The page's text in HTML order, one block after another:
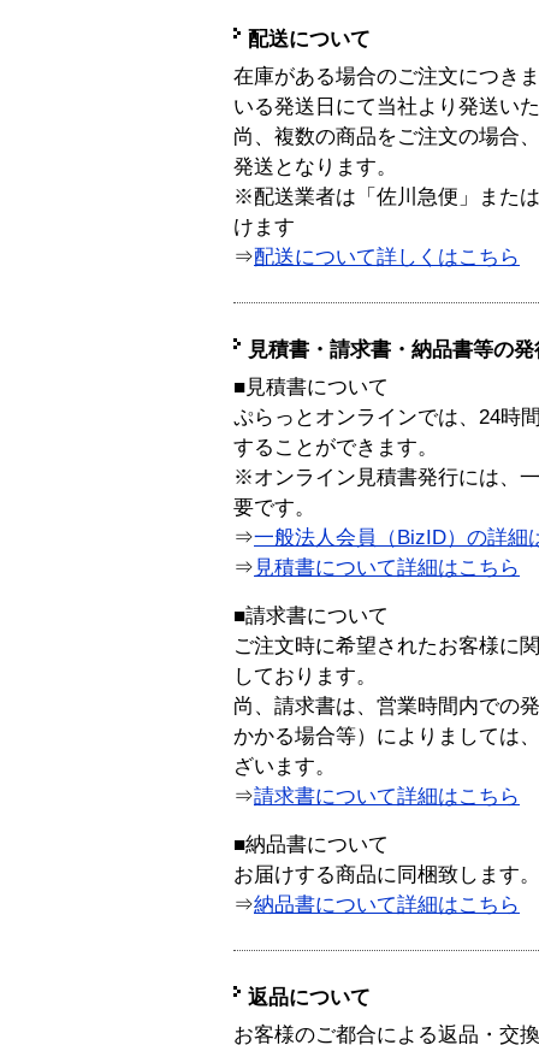
配送について
在庫がある場合のご注文につき
いる発送日にて当社より発送い
尚、複数の商品をご注文の場合
発送となります。
※配送業者は「佐川急便」また
けます
⇒配送について詳しくはこちら
見積書・請求書・納品書等の
■見積書について
ぷらっとオンラインでは、24時
することができます。
※オンライン見積書発行には、
要です。
⇒一般法人会員（BizID）の詳細
⇒ 見積書について詳細はこちら
■請求書について
ご注文時に希望されたお客様に
しております。
尚、請求書は、営業時間内での
かかる場合等）によりましては
ざいます。
⇒請求書について詳細はこちら
■納品書について
お届けする商品に同梱致します。
⇒納品書について詳細はこちら
返品について
お客様のご都合による返品・交